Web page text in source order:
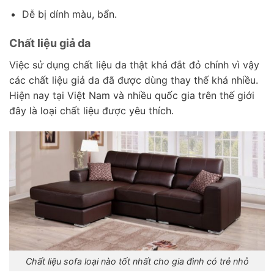
Dễ bị dính màu, bẩn.
Chất liệu giả da
Việc sử dụng chất liệu da thật khá đắt đỏ chính vì vậy
các chất liệu giả da đã được dùng thay thế khá nhiều.
Hiện nay tại Việt Nam và nhiều quốc gia trên thế giới
đây là loại chất liệu được yêu thích.
Chất liệu sofa loại nào tốt nhất cho gia đình có trẻ nhỏ